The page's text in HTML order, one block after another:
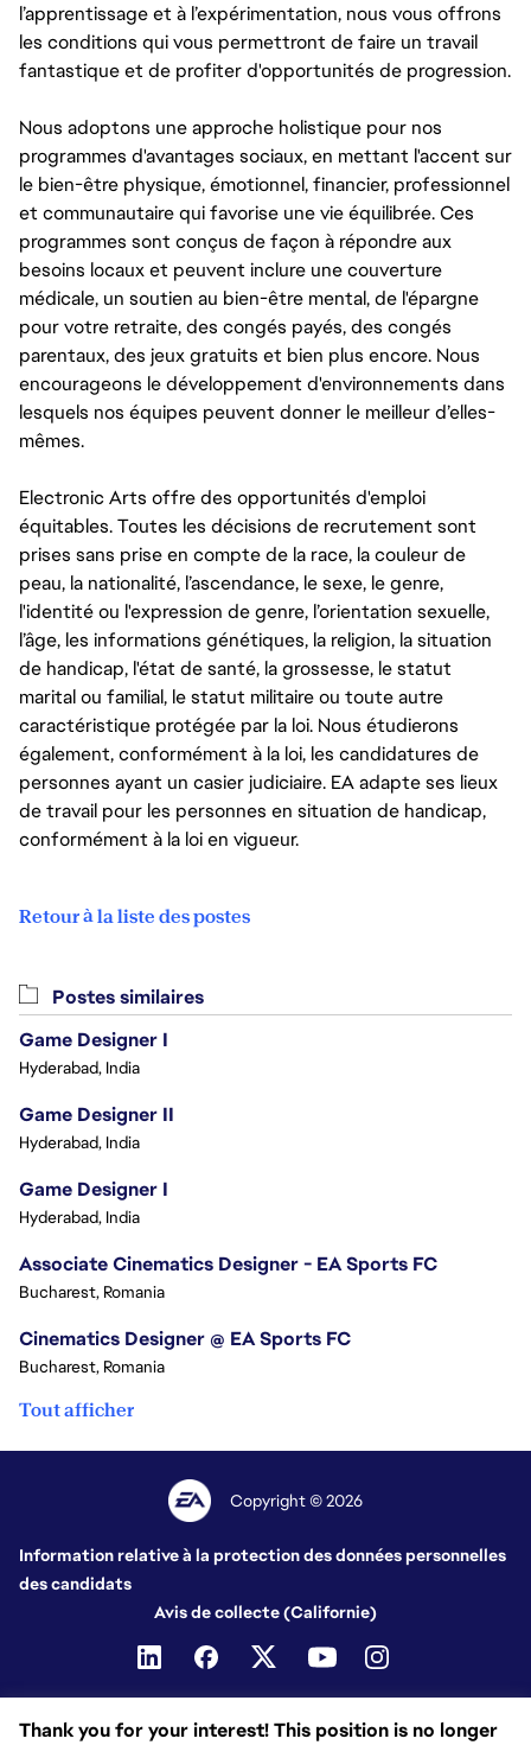
l’apprentissage et à l’expérimentation, nous vous offrons
les conditions qui vous permettront de faire un travail
fantastique et de profiter d'opportunités de progression.
Nous adoptons une approche holistique pour nos
programmes d'avantages sociaux, en mettant l'accent sur
le bien-être physique, émotionnel, financier, professionnel
et communautaire qui favorise une vie équilibrée. Ces
programmes sont conçus de façon à répondre aux
besoins locaux et peuvent inclure une couverture
médicale, un soutien au bien-être mental, de l'épargne
pour votre retraite, des congés payés, des congés
parentaux, des jeux gratuits et bien plus encore. Nous
encourageons le développement d'environnements dans
lesquels nos équipes peuvent donner le meilleur d’elles-
mêmes.
Electronic Arts offre des opportunités d'emploi
équitables. Toutes les décisions de recrutement sont
prises sans prise en compte de la race, la couleur de
peau, la nationalité, l’ascendance, le sexe, le genre,
l'identité ou l'expression de genre, l’orientation sexuelle,
l’âge, les informations génétiques, la religion, la situation
de handicap, l'état de santé, la grossesse, le statut
marital ou familial, le statut militaire ou toute autre
caractéristique protégée par la loi. Nous étudierons
également, conformément à la loi, les candidatures de
personnes ayant un casier judiciaire. EA adapte ses lieux
de travail pour les personnes en situation de handicap,
conformément à la loi en vigueur.
Retour à la liste des postes
Thank you for your interest! This position is no longer
Postes similaires
Game Designer I
Hyderabad, India
Game Designer II
Hyderabad, India
Game Designer I
Hyderabad, India
Associate Cinematics Designer - EA Sports FC
Bucharest, Romania
Cinematics Designer @ EA Sports FC
Bucharest, Romania
Tout afficher
Copyright © 2026
Information relative à la protection des données personnelles
des candidats
Avis de collecte (Californie)